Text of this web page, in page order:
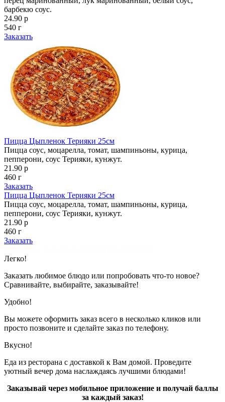
барбекю соус.
24.90 р
540 г
Заказать
Пицца Цыпленок Терияки 25см
Пицца соус, моцарелла, томат, шампиньоны, курица,
пепперони, соус Терияки, кунжут.
21.90 р
460 г
Заказать
Пицца Цыпленок Терияки 25см
Пицца соус, моцарелла, томат, шампиньоны, курица,
пепперони, соус Терияки, кунжут.
21.90 р
460 г
Заказать
Легко!
Заказать любимое блюдо или попробовать что-то новое?
Сравнивайте, выбирайте, заказывайте!
Удобно!
Вы можете оформить заказ всего в несколько кликов или
просто позвоните и сделайте заказ по телефону.
Вкусно!
Еда из ресторана с доставкой к Вам домой. Проведите
уютный вечер дома наслаждаясь лучшими блюдами!
Заказывай через мобильное приложение и получай баллы
за каждый заказ!